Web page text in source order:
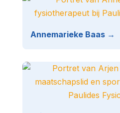
Annemarieke Baas →